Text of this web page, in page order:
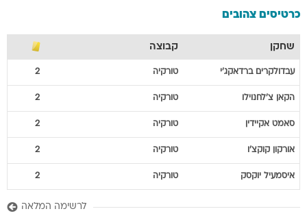
כרטיסים צהובים
שחקן קבוצה
עבדולקרים ברדאקג'י טורקיה 2
הקאן צ'לחנוילו טורקיה 2
סאמט אקיידין טורקיה 2
אורקון קוקצ'ו טורקיה 2
איסמעיל יוקסק טורקיה 2
לרשימה המלאה